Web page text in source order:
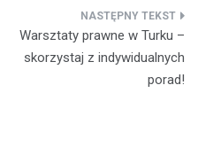
Warsztaty prawne w Turku –
skorzystaj z indywidualnych
porad!